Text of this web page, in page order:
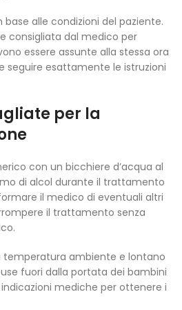
base alle condizioni del paziente.
consigliata dal medico per
essere assunte alla stessa ora
seguire esattamente le istruzioni
per la
con un bicchiere d’acqua al
di alcol durante il trattamento
il medico di eventuali altri
il trattamento senza
temperatura ambiente e lontano
fuori dalla portata dei bambini
indicazioni mediche per ottenere i